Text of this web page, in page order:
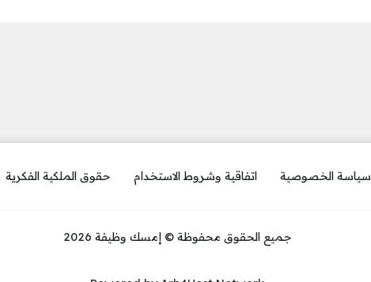
سياسة الخصوصية اتفاقية وشروط الاستخدام حقوق الملكية الفكرية
جميع الحقوق محفوظة © إمسك وظيفة 2026